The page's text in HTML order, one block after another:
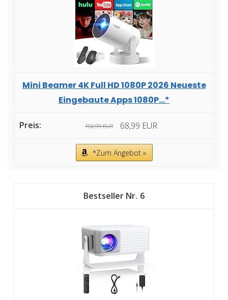
Mini Beamer 4K Full HD 1080P 2026 Neueste
Eingebaute Apps 1080P...*
102,99 EUR 68,99 EUR
*Zum Angebot »
6